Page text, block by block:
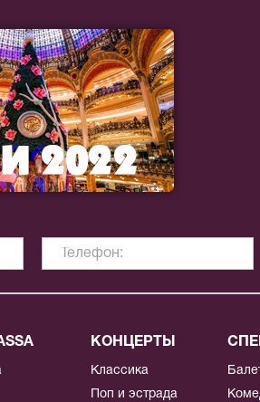
КОНЦЕРТЫ
Классика
Поп и эстрада